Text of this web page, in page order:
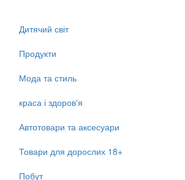
Дитячий світ
Продукти
Мода та стиль
краса і здоров'я
Автотовари та аксесуари
Товари для дорослих 18+
Побут